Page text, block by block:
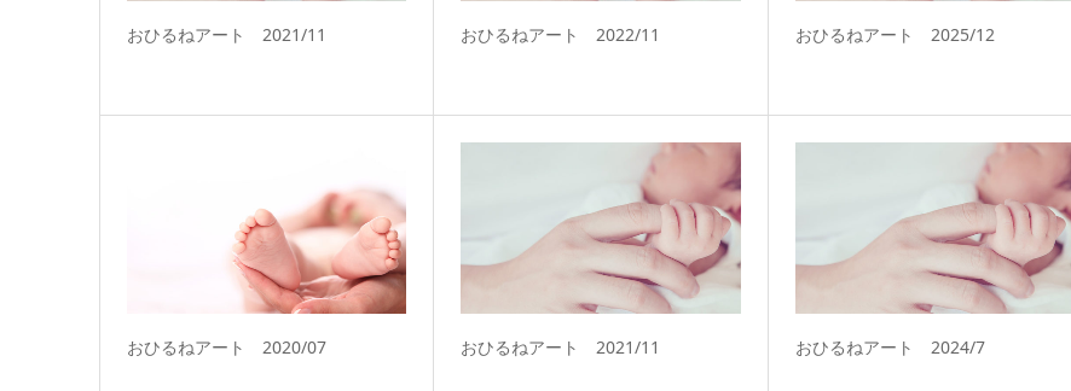
おひるねアート 2021/11 おひるねアート 2022/11 おひるねアート 2025/12
おひるねアート 2020/07 おひるねアート 2021/11 おひるねアート 2024/7